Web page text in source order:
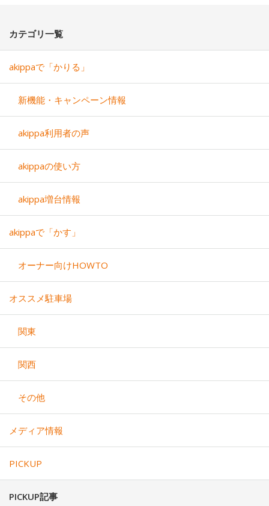
カテゴリ一覧
akippaで「かりる」
新機能・キャンペーン情報
akippa利用者の声
akippaの使い方
akippa増台情報
akippaで「かす」
オーナー向けHOWTO
オススメ駐車場
関東
関西
その他
メディア情報
PICKUP
PICKUP記事